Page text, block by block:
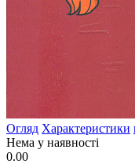
Огляд Характеристики
Нема у наявності
0.00